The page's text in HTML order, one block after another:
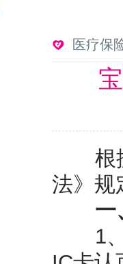
医疗保
根据
法》规
一
1、